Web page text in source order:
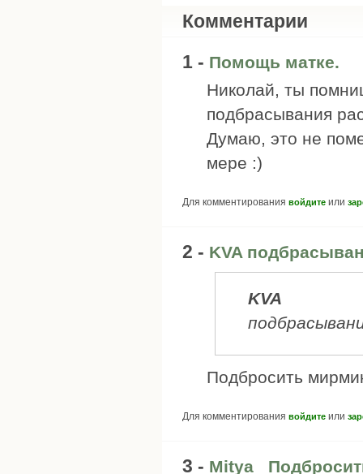
Комментарии
1 - Помощь матке.
Николай, ты
подбрасывания
Думаю, это не
мере :)
Для комментирования войдите или
2 - KVA
KVA
Подбросить
Для комментирования войдите или
3 - Mitya_